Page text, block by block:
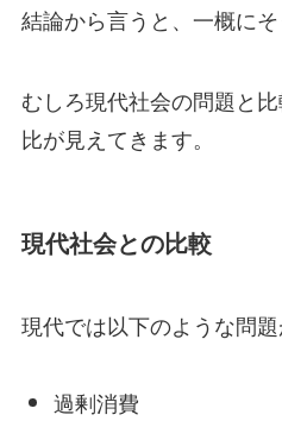
結論から言うと、一概にそ
むしろ現代社会の問題と
比が見えてきます。
現代社会との比較
現代では以下のような問題
過剰消費